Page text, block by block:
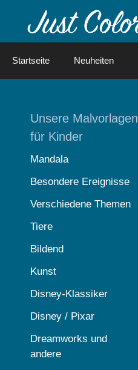
Startseite Neuheiten
Unsere Malvorlagen
für Kinder
Mandala
Besondere Ereignisse
Verschiedene Themen
Tiere
Bildend
Kunst
Disney-Klassiker
Disney / Pixar
Dreamworks und
andere